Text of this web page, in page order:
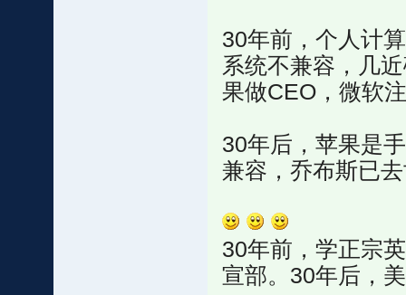
30年前，个人计
系统不兼容，几
果做CEO，微软
30年后，苹果是
兼容，乔布斯已
30年前，学正宗
宣部。30年后，